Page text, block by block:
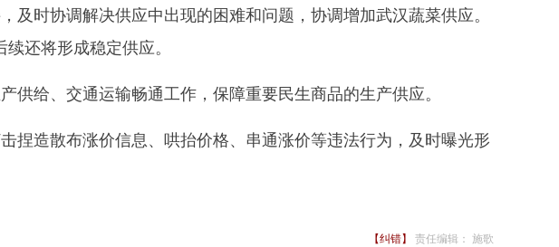
时协调解决供应中出现的困难和问题，协调增加武汉蔬菜供应。
还将形成稳定供应。
给、交通运输畅通工作，保障重要民生商品的生产供应。
造散布涨价信息、哄抬价格、串通涨价等违法行为，及时曝光形
【纠错】 责任编辑： 施歌